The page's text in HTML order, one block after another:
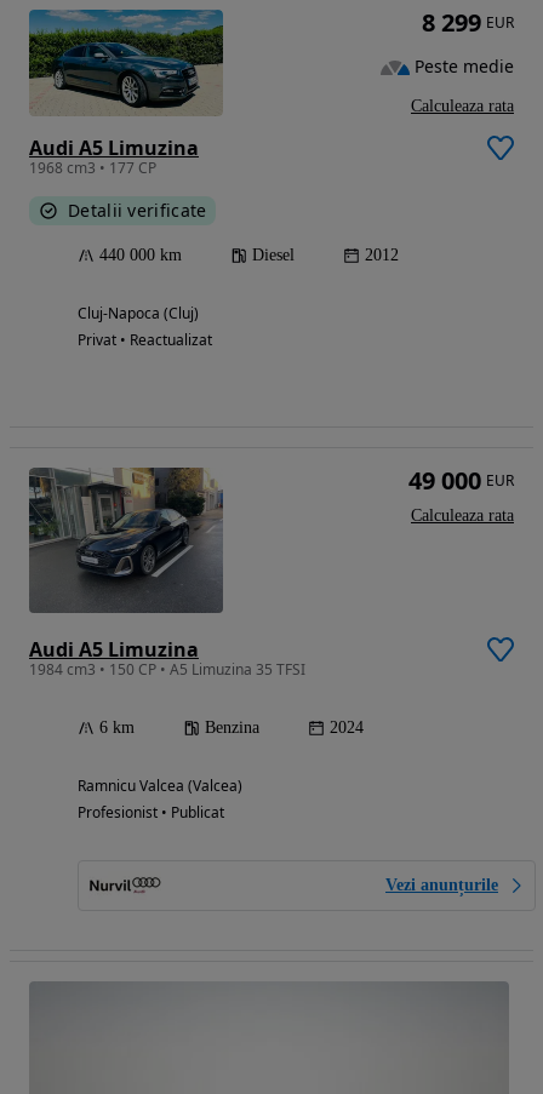
Audi A5 Limuzina
1968 cm3 • 177 CP
Detalii verificate
440 000 km Diesel 2012
Cluj-Napoca (Cluj)
Privat • Reactualizat
8 299 EUR
Peste medie
Calculeaza rata
Audi A5 Limuzina
1984 cm3 • 150 CP • A5 Limuzina 35 TFSI
6 km Benzina 2024
Ramnicu Valcea (Valcea)
Profesionist • Publicat
Vezi anunțurile
49 000 EUR
Calculeaza rata